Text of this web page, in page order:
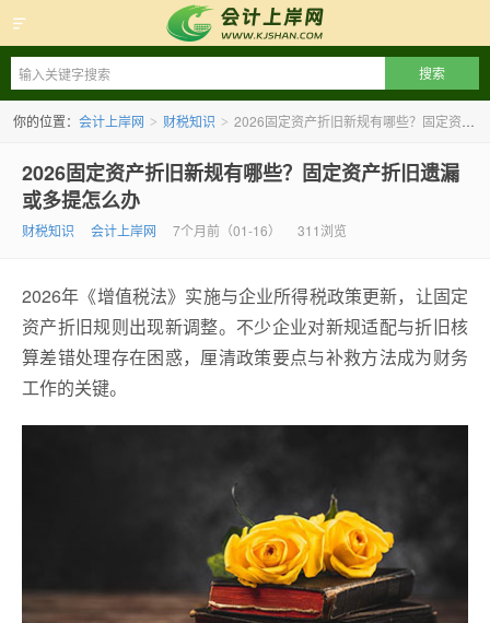
会计上岸网
你的位置： 会计上岸网 > 财税知识 > 2026固定资产折旧新规有哪些？固定资产折旧遗漏或多提怎么办
2026固定资产折旧新规有哪些？固定资产折旧遗漏
或多提怎么办
财税知识 会计上岸网 7个月前（01-16） 311浏览
2026年《增值税法》实施与企业所得税政策更新，让固定
资产折旧规则出现新调整。不少企业对新规适配与折旧核
算差错处理存在困惑，厘清政策要点与补救方法成为财务
工作的关键。